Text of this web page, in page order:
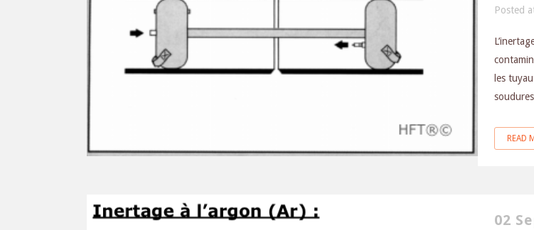
Posted
les
READ
02